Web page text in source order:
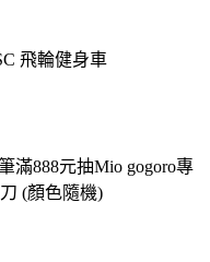
飛輪健身車
滿888元抽Mio gogoro專
(顏色隨機)